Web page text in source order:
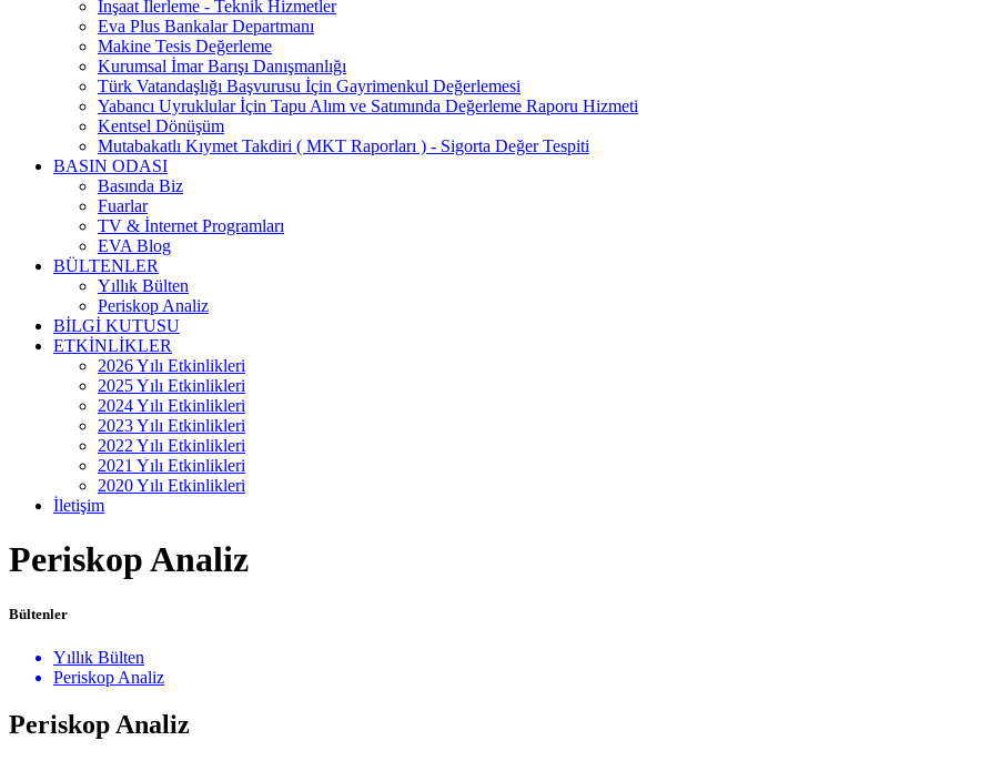
İnşaat İlerleme - Teknik Hizmetler
Eva Plus Bankalar Departmanı
Makine Tesis Değerleme
Kurumsal İmar Barışı Danışmanlığı
Türk Vatandaşlığı Başvurusu İçin Gayrimenkul Değerlemesi
Yabancı Uyruklular İçin Tapu Alım ve Satımında Değerleme Raporu Hizmeti
Kentsel Dönüşüm
Mutabakatlı Kıymet Takdiri ( MKT Raporları ) - Sigorta Değer Tespiti
BASIN ODASI
Basında Biz
Fuarlar
TV & İnternet Programları
EVA Blog
BÜLTENLER
Yıllık Bülten
Periskop Analiz
BİLGİ KUTUSU
ETKİNLİKLER
2026 Yılı Etkinlikleri
2025 Yılı Etkinlikleri
2024 Yılı Etkinlikleri
2023 Yılı Etkinlikleri
2022 Yılı Etkinlikleri
2021 Yılı Etkinlikleri
2020 Yılı Etkinlikleri
İletişim
Periskop Analiz
Bültenler
Yıllık Bülten
Periskop Analiz
Periskop Analiz